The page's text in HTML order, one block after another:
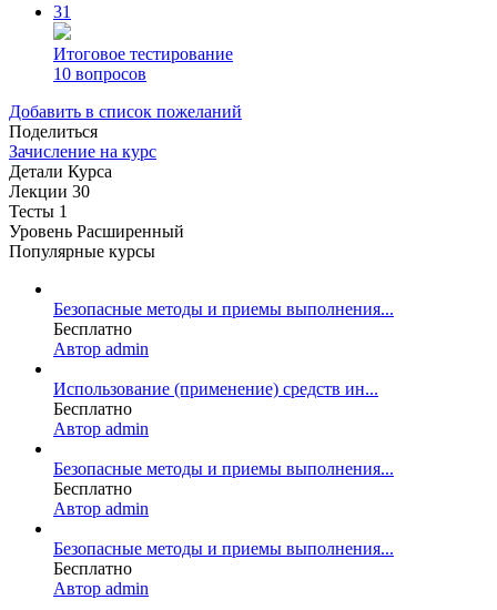
31
Итоговое тестирование
10 вопросов
Добавить в список пожеланий
Поделиться
Зачисление на курс
Детали Курса
Лекции 30
Тесты 1
Уровень Расширенный
Популярные курсы
Безопасные методы и приемы выполнения...
Бесплатно
Автор admin
Использование (применение) средств ин...
Бесплатно
Автор admin
Безопасные методы и приемы выполнения...
Бесплатно
Автор admin
Безопасные методы и приемы выполнения...
Бесплатно
Автор admin